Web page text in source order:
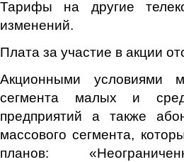
Тарифы на другие
изменений.
Плата за участие в акции
Акционными условиями
сегмента малых и
предприятий а также
массового сегмента,
планов: